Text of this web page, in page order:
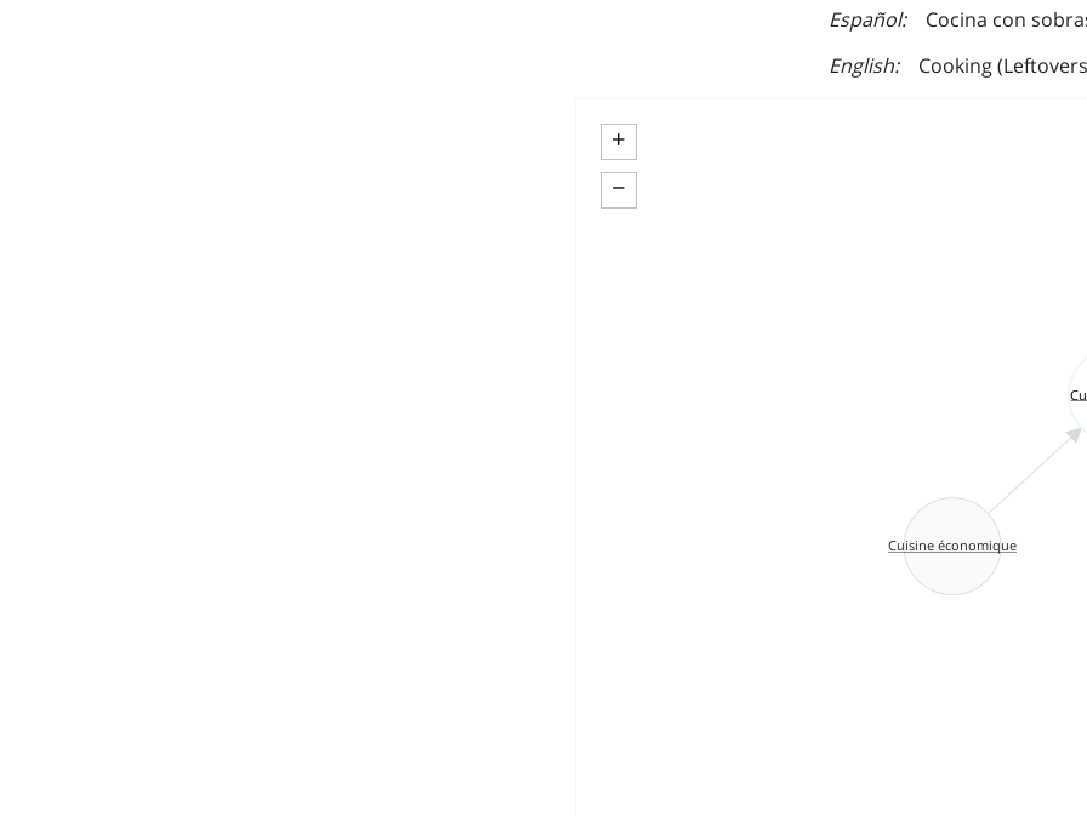
Español
Cocina con
English
Cooking
+
−
Cuisine économique